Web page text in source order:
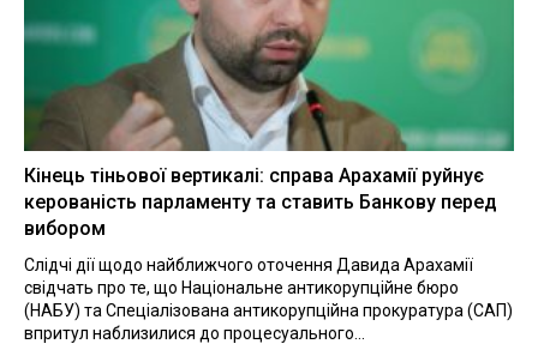
Кінець тіньової вертикалі: справа Арахамії руйнує
керованість парламенту та ставить Банкову перед
вибором
Слідчі дії щодо найближчого оточення Давида Арахамії
свідчать про те, що Національне антикорупційне бюро
(НАБУ) та Спеціалізована антикорупційна прокуратура (САП)
впритул наблизилися до процесуального...